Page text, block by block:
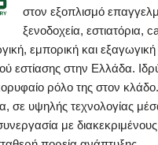
στον εξοπλισμό
ξενοδοχεία, εστιατόρια,
εμπορική και εξαγωγική
εστίασης στην Ελλάδα.
ρόλο της στον
σε υψηλής τεχνολογίας
με